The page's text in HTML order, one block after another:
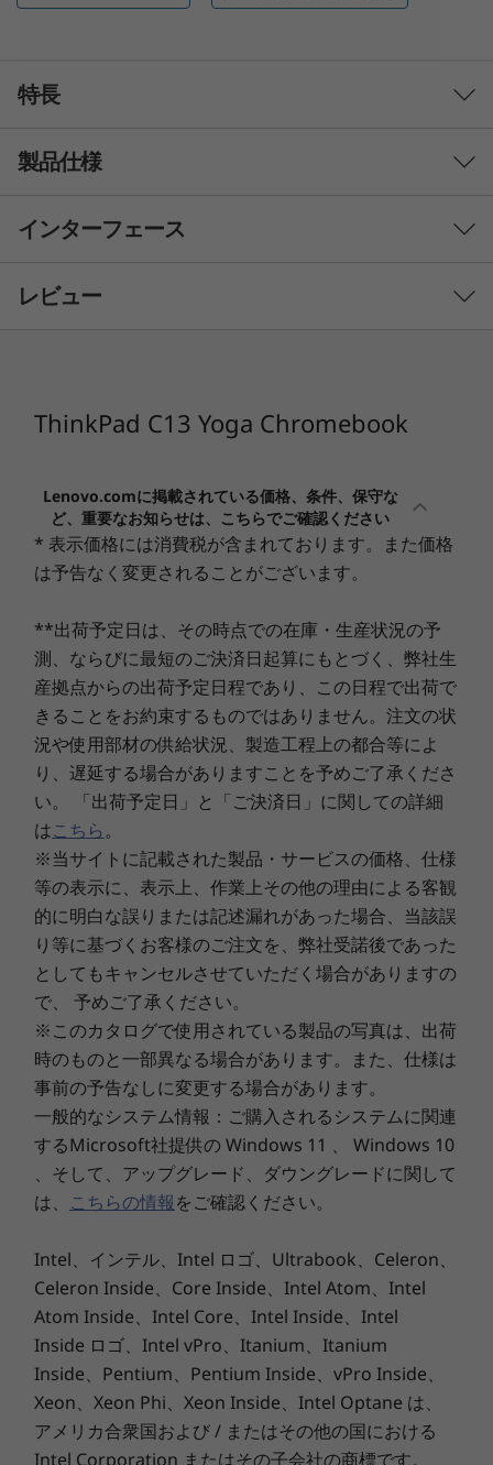
特長
パワフルでスタイリッシュ
ThinkPad C13 Yoga Chromebook は、AMD
Ryzen™ プロセッサーとAMD Radeon™ グラフィ
ックスを搭載したパワフルなパフォーマンスで
し、ユーザーがログインするとデバイスはそのユ
ーザー固有のものとなり、ログアウト時にはすべ
ての個人データが安全に消去されます。アルミシ
ャーシのボディにはアビスブルーのカラーリング
を施し、パワーだけでなく質感やデザイン性も追
求しています。
優れたモビリティ性
重さわずか1.5kgで外出先やテレワークでの利用
に最適です。長時間バッテリー駆動可能なので、
どこででもイノベーティブなアイデアを形にでき
ます。
創造をコラボレーション
ThinkPad C13 Yoga Chromebook は、Chrome
OSの採用により、コンテンツの作成や共同作業
が容易です。また、タッチスクリーンと360度回
製品仕様
Chrome OS
AMD Ryzen™ 5 3250C
AMD Athlon™ Gold 3150C
セキュリティ・チップ(TPM)
その他のセキュリティ機能*1
最大メモリ容量
最大16GB(PC4-25600 DDR4 SDRAM)
最大搭載メモリ数（スロット数）
0(オンボード)
ストレージタイプ*5
eMMC/SSD
光学ドライブタイプ
なし
ビデオ・チップ*2
APU内蔵(AMD Radeon™ グラフィックス)
ディスプレイ*2
LEDバックライト付 13.3型 FHD IPS液晶 (1920x1080ドッ
ト、1,677万色以上、16:9) 、マルチタッチ対応(10点)
インターフェース(ポート)*1
HDMI x1、マイクロホン/ヘッドホン・コンボ・ジャック
インターフェース(USBポート)*1
USB 3.1 Gen2 x2 (Video-out 対応)、USB 3.1 Gen1 x2
WWAN
なし
ワイヤレス
インテル Wi-Fi 6 AX200 a/b/g/n/ac/ax
インターフェース
- USB Type-C 3.1 Gen 2
-USB 3.1 Gen 1
-マイクロフォン/ヘッドフォン・コンボ・ジャック
-microSDカードリーダー
-スピーカー
-スピーカー
-電源ボタン
-ボリュームボタン
HDMI
10- USB Type-C 3.1 Gen 2
11-セキュリティ キーホール
12-本体収納型 Lenovo USI Pen（搭載モデルのみ）
レビュー
ThinkPad C13 Yoga Chromebook
Lenovo.comに掲載されている価格、条件、保守な
ど、重要なお知らせは、こちらでご確認ください
* 表示価格には消費税が含まれております。また価格
は予告なく変更されることがございます。
**出荷予定日は、その時点での在庫・生産状況の予
測、ならびに最短のご決済日起算にもとづく、弊社生
産拠点からの出荷予定日程であり、この日程で出荷で
きることをお約束するものではありません。注文の状
況や使用部材の供給状況、製造工程上の都合等によ
り、遅延する場合がありますことを予めご了承くださ
い。 「出荷予定日」と「ご決済日」に関しての詳細
はこちら。
※当サイトに記載された製品・サービスの価格、仕様
等の表示に、表示上、作業上その他の理由による客観
的に明白な誤りまたは記述漏れがあった場合、当該誤
り等に基づくお客様のご注文を、弊社受諾後であった
としてもキャンセルさせていただく場合がありますの
で、 予めご了承ください。
※このカタログで使用されている製品の写真は、出荷
時のものと一部異なる場合があります。また、仕様は
事前の予告なしに変更する場合があります。
一般的なシステム情報：ご購入されるシステムに関連
するMicrosoft社提供の Windows 11 、 Windows 10
、そして、アップグレード、ダウングレードに関して
は、 こちらの情報をご確認ください。
Intel、インテル、Intel ロゴ、Ultrabook、Celeron、
Celeron Inside、Core Inside、Intel Atom、Intel
Atom Inside、Intel Core、Intel Inside、Intel
Inside ロゴ、Intel vPro、Itanium、Itanium
Inside、Pentium、Pentium Inside、vPro Inside、
Xeon、Xeon Phi、Xeon Inside、Intel Optane は、
アメリカ合衆国および / またはその他の国における
Intel Corporation またはその子会社の商標です。